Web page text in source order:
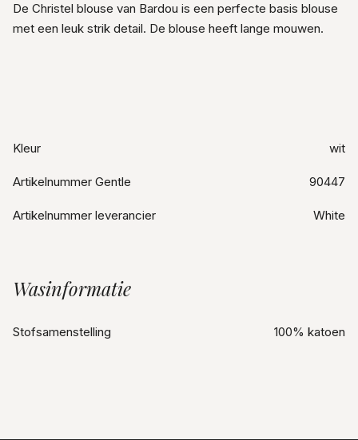
De Christel blouse van Bardou is een perfecte basis blouse
met een leuk strik detail. De blouse heeft lange mouwen.
Kleur wit
Artikelnummer Gentle 90447
Artikelnummer leverancier White
Wasinformatie
Stofsamenstelling 100% katoen